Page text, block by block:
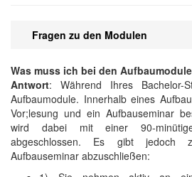
Fragen zu den Modulen
Was muss ich bei den
Antwort: Während Ihres Bachelor-
Aufbaumodule. Innerhalb eines
Vor;lesung und ein Aufbau­seminar
wird dabei mit einer 90-
abgeschlossen. Es gibt jedoch
Aufbauseminar ab­zu­schließen: